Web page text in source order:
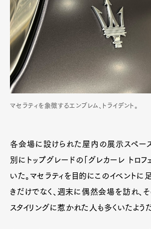
マセラティを象徴するエンブレム、トライデント。
各会場に設けられた屋内の展示スペー
別にトップグレードの「グレカーレ トロ
いた。マセラティを目的にこのイベントに
きだけでなく、週末に偶然会場を訪れ、
スタイリングに惹かれた人も多くいたようだ